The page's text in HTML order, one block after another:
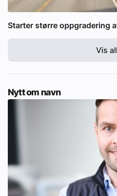
Starter større oppgradering
Vis
Nytt om navn